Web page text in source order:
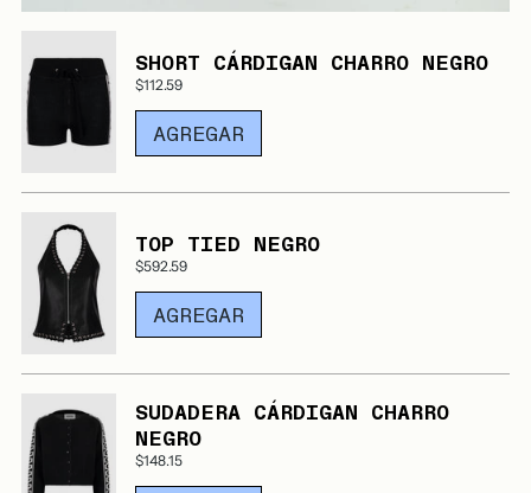
SHORT CÁRDIGAN CHARRO NEGRO
$112.59
AGREGAR
TOP TIED NEGRO
$592.59
AGREGAR
SUDADERA CÁRDIGAN CHARRO
NEGRO
$148.15